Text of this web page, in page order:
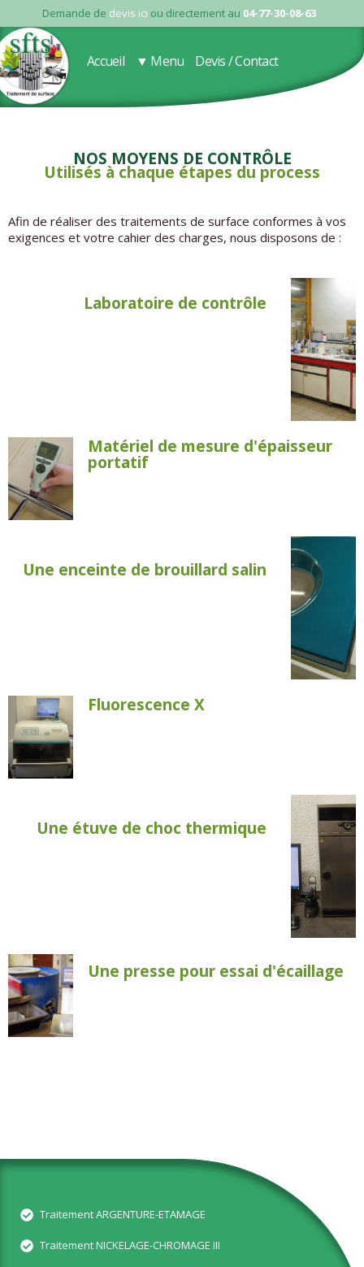
Demande de devis ici ou directement au 04-77-30-08-63
Accueil ▼ Menu Devis / Contact
Nos moyens de contrôle
Utilisés à chaque étapes du process
Afin de réaliser des traitements de surface conformes à vos
exigences et votre cahier des charges, nous disposons de :
Laboratoire de contrôle
Matériel de mesure d'épaisseur
portatif
Une enceinte de brouillard salin
Fluorescence X
Une étuve de choc thermique
Une presse pour essai d'écaillage
Traitement ARGENTURE-ETAMAGE
Traitement NICKELAGE-CHROMAGE III